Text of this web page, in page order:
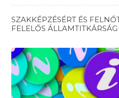
SZAKKÉPZÉSÉRT ÉS
FELELŐS ÁLLAMTITKÁRSÁG